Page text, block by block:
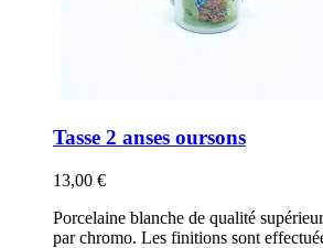
Tasse 2 anses oursons
13,00 €
Porcelaine blanche de qualité
par chromo. Les finitions sont